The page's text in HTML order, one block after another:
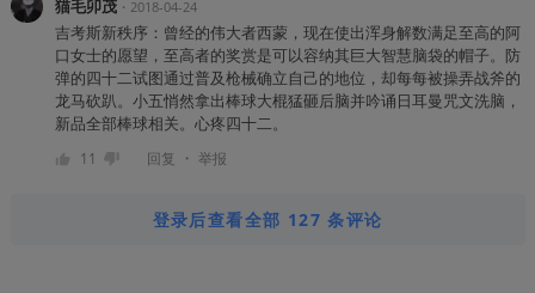
猫毛卯茂・ 2018-04-24
吉考斯新秩序：曾经的伟大者西蒙，现在使出浑身解数满足至高的阿
口女士的愿望，至高者的奖赏是可以容纳其巨大智慧脑袋的帽子。防
弹的四十二试图通过普及枪械确立自己的地位，却每每被操弄战斧的
龙马砍趴。小五悄然拿出棒球大棍猛砸后脑并吟诵日耳曼咒文洗脑，
新品全部棒球相关。心疼四十二。
11 回复 ・ 举报
登录后查看全部 127 条评论